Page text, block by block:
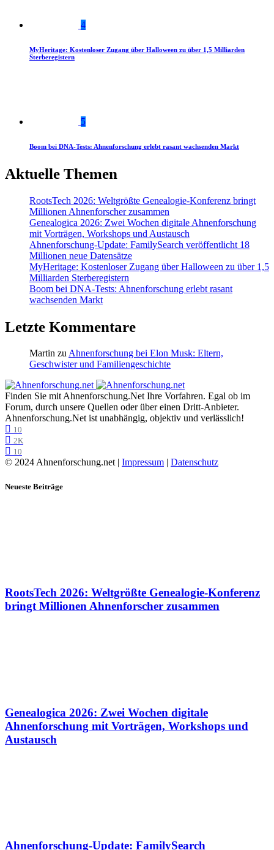
4
MyHeritage: Kostenloser Zugang über Halloween zu über 1,5 Milliarden
Sterberegistern
5
Boom bei DNA-Tests: Ahnenforschung erlebt rasant wachsenden Markt
Aktuelle Themen
RootsTech 2026: Weltgrößte Genealogie-Konferenz bringt
Millionen Ahnenforscher zusammen
Genealogica 2026: Zwei Wochen digitale Ahnenforschung
mit Vorträgen, Workshops und Austausch
Ahnenforschung-Update: FamilySearch veröffentlicht 18
Millionen neue Datensätze
MyHeritage: Kostenloser Zugang über Halloween zu über 1,5
Milliarden Sterberegistern
Boom bei DNA-Tests: Ahnenforschung erlebt rasant
wachsenden Markt
Letzte Kommentare
Martin zu Ahnenforschung bei Elon Musk: Eltern,
Geschwister und Familiengeschichte
Finden Sie mit Ahnenforschung.Net Ihre Vorfahren. Egal ob im
Forum, durch unsere Quellen oder über einen Dritt-Anbieter.
Ahnenforschung.Net ist unabhängig, objektiv und verlässlich!
10
2K
10
© 2024 Ahnenforschung.net | Impressum | Datenschutz
Neueste Beiträge
RootsTech 2026: Weltgrößte Genealogie-Konferenz
bringt Millionen Ahnenforscher zusammen
Genealogica 2026: Zwei Wochen digitale
Ahnenforschung mit Vorträgen, Workshops und
Austausch
Ahnenforschung-Update: FamilySearch